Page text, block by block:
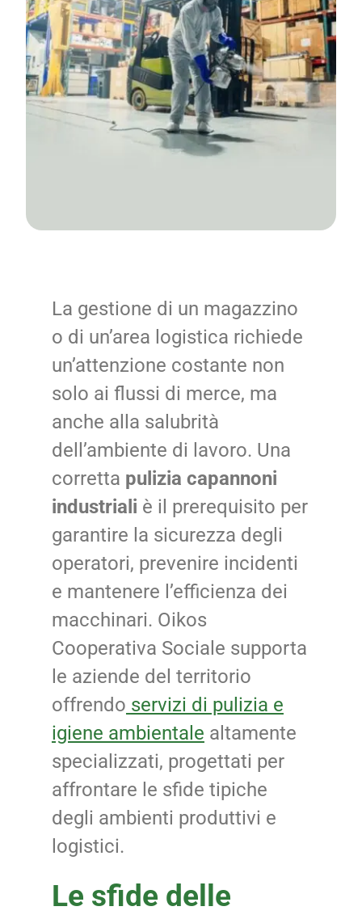
News
Contatti
La gestione di un magazzino
o di un’area logistica richiede
un’attenzione costante non
solo ai flussi di merce, ma
anche alla salubrità
dell’ambiente di lavoro. Una
corretta pulizia capannoni
industriali è il prerequisito per
garantire la sicurezza degli
operatori, prevenire incidenti
e mantenere l’efficienza dei
macchinari. Oikos
Cooperativa Sociale supporta
le aziende del territorio
offrendo servizi di pulizia e
igiene ambientale altamente
specializzati, progettati per
affrontare le sfide tipiche
degli ambienti produttivi e
logistici.
Le sfide delle